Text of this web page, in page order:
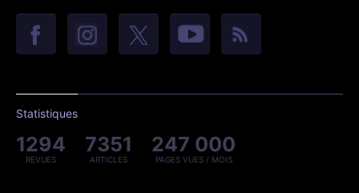
Statistiques
1294
REVUES
7351
ARTICLES
247 000
PAGES VUES / MOIS